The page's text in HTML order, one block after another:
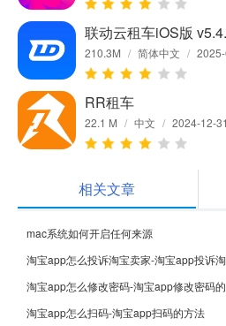
联动云租车iOS版
210.3M / 简体中文 /
RR租车
22.1 M / 中文 / 2024-12-31
相关文章
mac系统如何开启任何来源
淘宝app怎么投诉淘宝卖家-淘宝app投诉
淘宝app怎么修改密码-淘宝app修改密码
淘宝app怎么扫码-淘宝app扫码的方法